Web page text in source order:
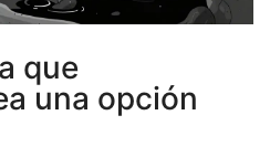
que
una opción